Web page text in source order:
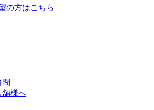
の方はこちら
問
舗様へ